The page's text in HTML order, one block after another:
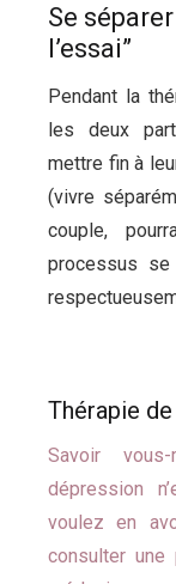
Se
l’essai”
Pendant la
les deux
mettre fin à
(vivre
couple,
processus
Thérapie
Savoir
dépression
voulez en
consulter